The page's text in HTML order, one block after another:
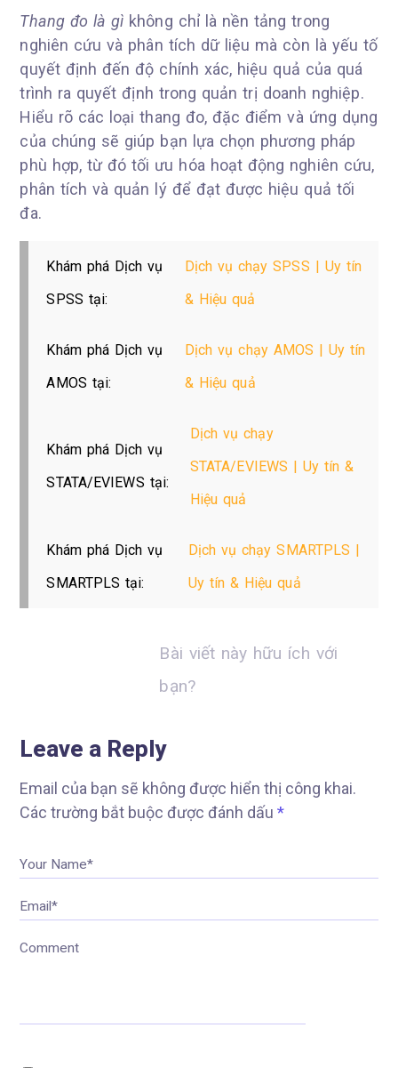
Thang đo là gì không chỉ là nền tảng trong
nghiên cứu và phân tích dữ liệu mà còn là yếu tố
quyết định đến độ chính xác, hiệu quả của quá
trình ra quyết định trong quản trị doanh nghiệp.
Hiểu rõ các loại thang đo, đặc điểm và ứng dụng
của chúng sẽ giúp bạn lựa chọn phương pháp
phù hợp, từ đó tối ưu hóa hoạt động nghiên cứu,
phân tích và quản lý để đạt được hiệu quả tối
đa.
Khám phá Dịch vụ
SPSS tại:
Dịch vụ chạy SPSS | Uy tín
& Hiệu quả
Khám phá Dịch vụ
AMOS tại:
Dịch vụ chạy AMOS | Uy tín
& Hiệu quả
Khám phá Dịch vụ
STATA/EVIEWS tại:
Dịch vụ chạy
STATA/EVIEWS | Uy tín &
Hiệu quả
Khám phá Dịch vụ
SMARTPLS tại:
Dịch vụ chạy SMARTPLS |
Uy tín & Hiệu quả
Bài viết này hữu ích với
bạn?
Leave a Reply
Email của bạn sẽ không được hiển thị công khai.
Các trường bắt buộc được đánh dấu*
Your Name*
Email*
Comment